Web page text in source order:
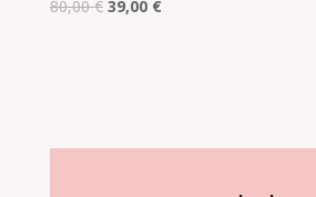
80,00€ Original
39,00 €Η